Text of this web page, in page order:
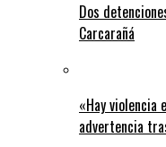
Dos
Carcarañá
«Hay
advertencia